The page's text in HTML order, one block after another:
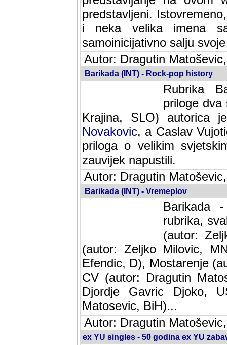
predstavljeni.
i neka velika imena
samoinicijativno salju
Autor: Dragutin
Barikada (INT) - Rock-pop history
Rubrika
dva
SLO) autorica je velikog
Caslav Vujotic
velikim svjetskim
napustili.
Autor: Dragutin
Barikada (INT) - Vremeplov
Barikada
rubrika,
(autor:
(autor: Zeljko Milovic,
Efendic, D), Mostarenje
CV (autor: Dragutin
Djordje Gavric Djoko,
Matosevic, BiH)...
Autor: Dragutin
ex YU singles - 50 godina ex YU